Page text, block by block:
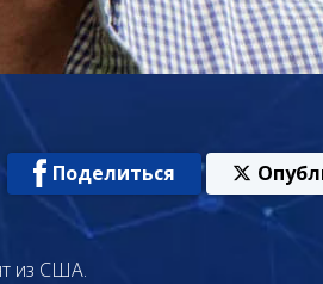
Поделиться
из США.